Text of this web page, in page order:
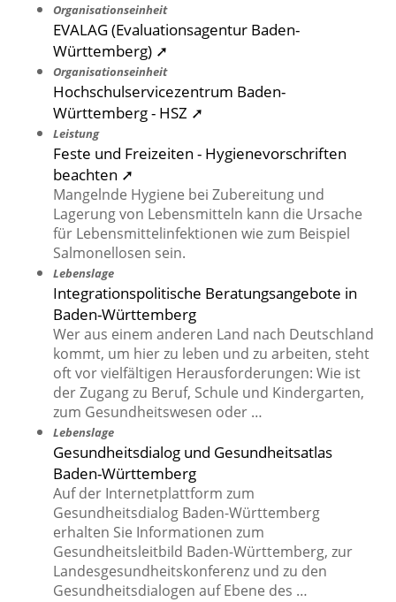
Organisationseinheit
EVALAG (Evaluationsagentur Baden-
Württemberg) ➚
Organisationseinheit
Hochschulservicezentrum Baden-
Württemberg - HSZ ➚
Leistung
Feste und Freizeiten - Hygienevorschriften
beachten ➚
Mangelnde Hygiene bei Zubereitung und
Lagerung von Lebensmitteln kann die Ursache
für Lebensmittelinfektionen wie zum Beispiel
Salmonellosen sein.
Lebenslage
Integrationspolitische Beratungsangebote in
Baden-Württemberg
Wer aus einem anderen Land nach Deutschland
kommt, um hier zu leben und zu arbeiten, steht
oft vor vielfältigen Herausforderungen: Wie ist
der Zugang zu Beruf, Schule und Kindergarten,
zum Gesundheitswesen oder …
Lebenslage
Gesundheitsdialog und Gesundheitsatlas
Baden-Württemberg
Auf der Internetplattform zum
Gesundheitsdialog Baden-Württemberg
erhalten Sie Informationen zum
Gesundheitsleitbild Baden-Württemberg, zur
Landesgesundheitskonferenz und zu den
Gesundheitsdialogen auf Ebene des …